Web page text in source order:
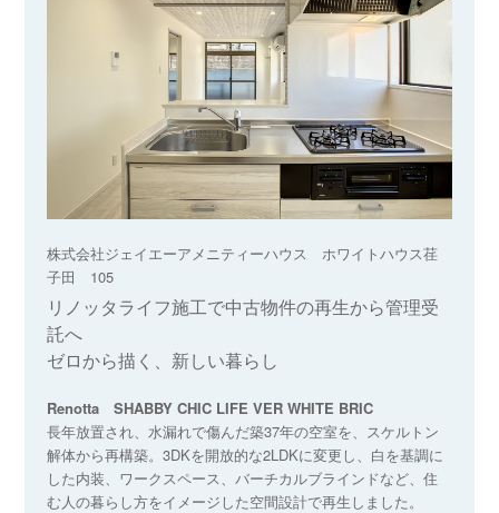
株式会社ジェイエーアメニティーハウス ホワイトハウス荏
子田 105
リノッタライフ施工で中古物件の再生から管理受
託へ
ゼロから描く、新しい暮らし
Renotta SHABBY CHIC LIFE VER WHITE BRIC
長年放置され、水漏れで傷んだ築37年の空室を、スケルトン
解体から再構築。3DKを開放的な2LDKに変更し、白を基調に
した内装、ワークスペース、バーチカルブラインドなど、住
む人の暮らし方をイメージした空間設計で再生しました。